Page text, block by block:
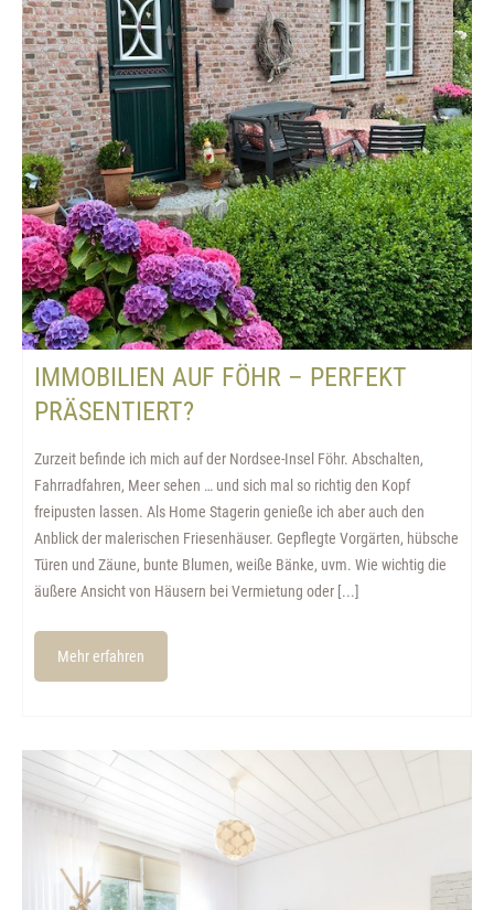
IMMOBILIEN AUF FÖHR – PERFEKT
PRÄSENTIERT?
Zurzeit befinde ich mich auf der Nordsee-Insel Föhr. Abschalten,
Fahrradfahren, Meer sehen … und sich mal so richtig den Kopf
freipusten lassen. Als Home Stagerin genieße ich aber auch den
Anblick der malerischen Friesenhäuser. Gepflegte Vorgärten, hübsche
Türen und Zäune, bunte Blumen, weiße Bänke, uvm. Wie wichtig die
äußere Ansicht von Häusern bei Vermietung oder [...]
Mehr erfahren